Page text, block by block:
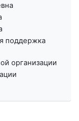
поддержка
организации